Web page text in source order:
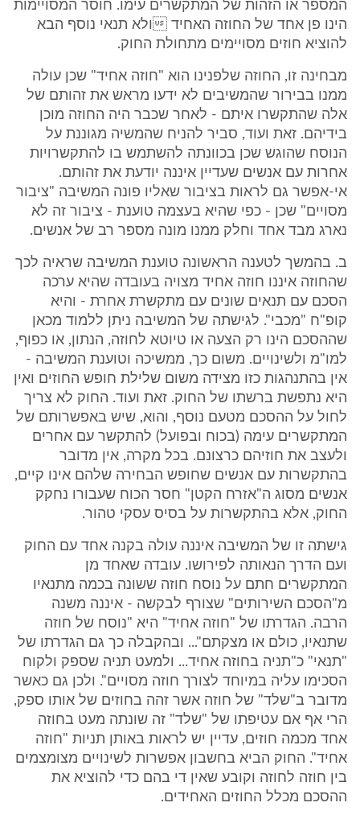
המספר או הזהות של המתקשרים עימו. חוסר המסויימות
הינו פן אחד של החוזה האחיד ולא תנאי נוסף הבא
להוציא חוזים מסויימים מתחולת החוק.
מבחינה זו, החוזה שלפנינו הוא "חוזה אחיד" שכן עולה
ממנו בבירור שהמשיבים לא ידעו מראש את זהותם של
אלה שהתקשרו איתם - לאחר שכבר היה החוזה מוכן
בידיהם. זאת ועוד, סביר להניח שהמשיה מגוננת על
הנוסח שהוגש שכן בכוונתה להשתמש בו להתקשרויות
אחרות עם אנשים שעדיין איננה יודעת את זהותם.
אי-אפשר גם לראות בציבור שאליו פונה המשיבה "ציבור
מסויים" שכן - כפי שהיא בעצמה טוענת - ציבור זה לא
נארג מבד אחד וחלק ממנו מונה מספר רב של אנשים.
ב. בהמשך לטענה הראשונה טוענת המשיבה שראיה לכך
שהחוזה איננו חוזה אחיד מצויה בעובדה שהיא ערכה
הסכם עם תנאים שונים עם מתקשרת אחרת - והיא
קופ"ח "מכבי". לגישתה של המשיבה ניתן ללמוד מכאן
שההסכם הינו רק הצעה או טיוטא לחוזה, הנתון, או כפוף,
למו"מ ולשינויים. משום כך, ממשיכה וטוענת המשיבה -
אין בהתנהגות כזו מצידה משום שלילת חופש החוזים ואין
היא נתפשת ברשתו של החוק. זאת ועוד. החוק לא צריך
לחול על ההסכם מטעם נוסף, והוא, שיש באפשרותם של
המתקשרים עימה (בכוח ובפועל) להתקשר עם אחרים
ולעצב את חוזיהם כרצונם. בכל מקרה, אין מדובר
בהתקשרות עם אנשים שחופש הבחירה שלהם אינו קיים,
אנשים מסוג ה"אזרח הקטן" חסר הכוח שעבורו נחקק
החוק, אלא בהתקשרות על בסיס עסקי טהור.
גישתה זו של המשיבה איננה עולה בקנה אחד עם החוק
ועם הדרך הנאותה לפירושו. עובדה שאחד מן
המתקשרים חתם על נוסח חוזה ששונה בכמה מתנאיו
מ"הסכם השירותים" שצורף לבקשה - איננה משנה
הרבה. הגדרתו של "חוזה אחיד" היא "נוסח של חוזה
שתנאיו, כולם או מצקתם"... ובהקבלה כך גם הגדרתו של
"תנאי" כ"תניה בחוזה אחיד... ולמעט תניה שספק ולקוח
הסכימו עליה במיוחד לצורך חוזה מסויים". ולכן גם כאשר
מדובר ב"שלד" של חוזה אשר זהה בחוזים של אותו ספק,
הרי אף אם עטיפתו של "שלד" זה שונתה מעט בחוזה
אחד מכמה חוזים, עדיין יש לראות באותן תניות "חוזה
אחיד". החוק הביא בחשבון אפשרות לשינויים מצומצמים
בין חוזה לחוזה וקובע שאין די בהם כדי להוציא את
ההסכם מכלל החוזים האחידים.